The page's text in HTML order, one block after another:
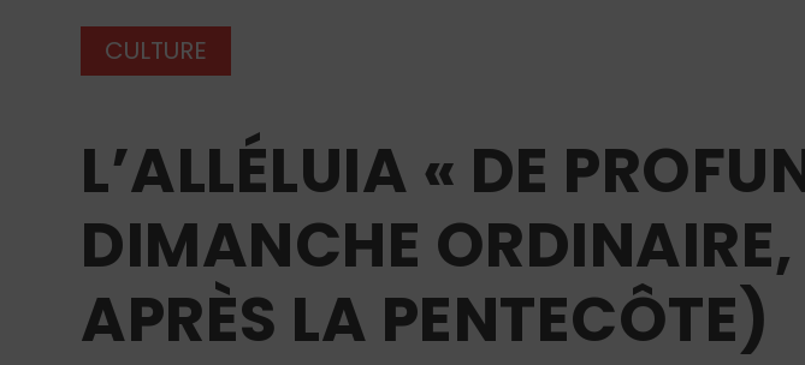
CULTURE
L’ALLÉLUIA « DE
DIMANCHE
APRÈS LA PENTECÔTE)